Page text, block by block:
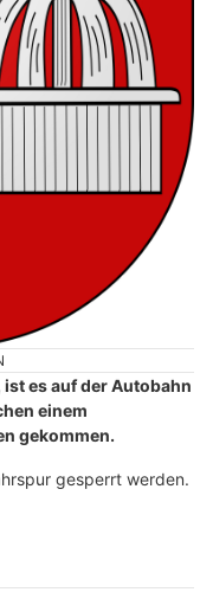
es auf der Autobahn
einem
gekommen.
gesperrt werden.